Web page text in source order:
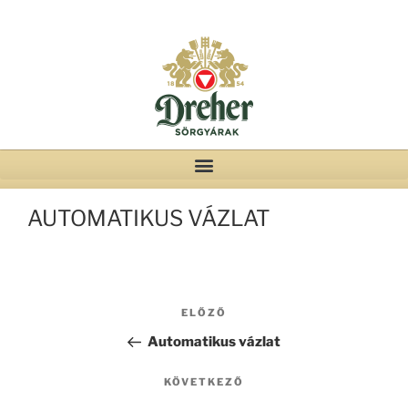
AUTOMATIKUS VÁZLAT
ELŐZŐ
Automatikus vázlat
KÖVETKEZŐ